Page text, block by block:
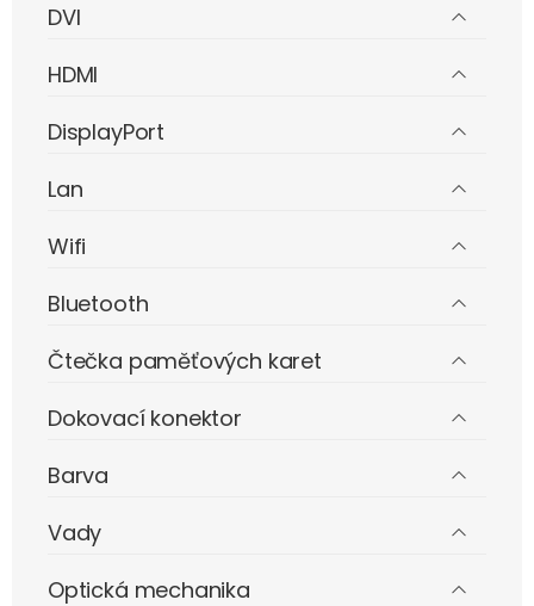
DVI
HDMI
DisplayPort
Lan
Wifi
Bluetooth
Čtečka paměťových karet
Dokovací konektor
Barva
Vady
Optická mechanika